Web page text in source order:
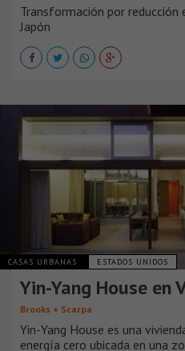
Transformación por reducción
Japón
CASAS URBANAS ESTADOS UNIDOS
Yin-Yang House en
Brooks + Scarpa
Yin-Yang House es una
energía cero ubicada en una